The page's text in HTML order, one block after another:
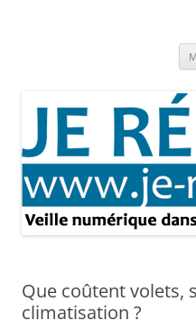
Que coûtent volets,
climatisation ?